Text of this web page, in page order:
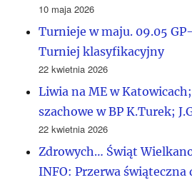
10 maja 2026
Turnieje w maju. 09.05
Turniej klasyfikacyjny
22 kwietnia 2026
Liwia na ME w
szachowe w BP K.Turek;
22 kwietnia 2026
Zdrowych… Świąt
INFO: Przerwa świąteczna